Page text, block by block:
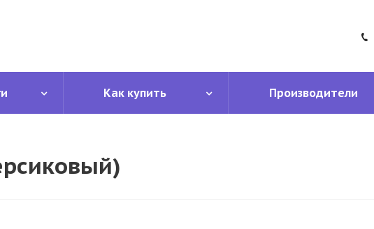
Как купить Производители